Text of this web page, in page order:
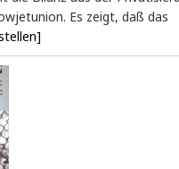
Es zeigt, daß das